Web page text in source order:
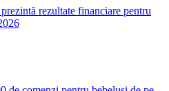
rezultate financiare pentru